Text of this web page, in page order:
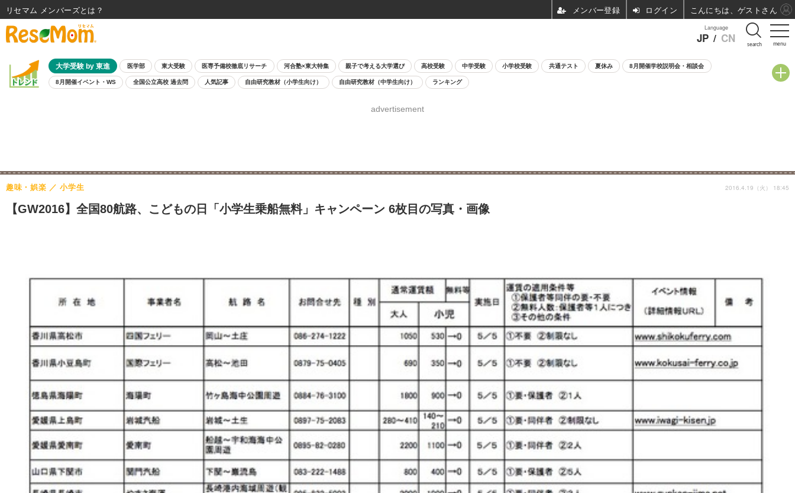
menu
Language
JP / CN search
大学受験 by 東進 医学部 東大受験 医専予備校徹底リサーチ 河合塾×東大特集 親子で考える大学選び 高校受験 中学受験 小学校受験 共通テスト 夏休み 8月開催学校説明会・相談会
8月開催イベント・WS 全国公立高校 過去問 人気記事 自由研究教材（小学生向け） 自由研究教材（中学生向け） ランキング
advertisement
【GW2016】全国80航路、こどもの日「小学生乗船無料」キャンペーン 6枚目の写真・画像
趣味・娯楽 小学生 2016.4.19（火） 18:45
リセマム メンバーズ ログイン こんにちは、ゲストさん